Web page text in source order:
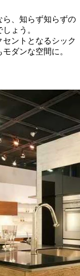
ら、知らず知らずの
ょう。
ントとなるシック
ダンな空間に。